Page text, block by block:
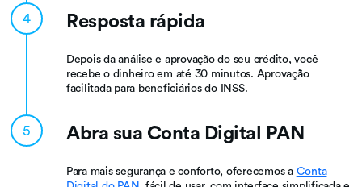
4 Resposta rápida
Depois da análise e aprovação do seu crédito, você
recebe o dinheiro em até 30 minutos. Aprovação
facilitada para beneficiários do INSS.
5 Abra sua Conta Digital PAN
Para mais segurança e conforto, oferecemos a Conta